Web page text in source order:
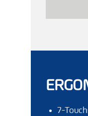
7-